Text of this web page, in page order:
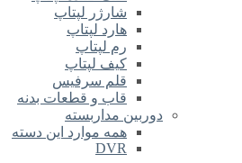
شارژر لپتاپ
هارد لپتاپ
رم لپتاپ
کیف لپتاپ
قلم سرفیس
قاب و قطعات بدنه
دوربین مداربسته
همه موارد این دسته
DVR